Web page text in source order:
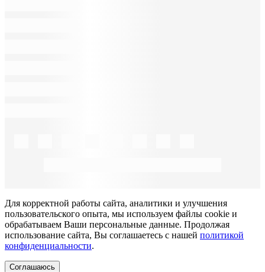
Для корректной работы сайта, аналитики и улучшения
пользовательского опыта, мы используем файлы cookie и
обрабатываем Ваши персональные данные. Продолжая
использование сайта, Вы соглашаетесь с нашей политикой
конфиденциальности.
Соглашаюсь